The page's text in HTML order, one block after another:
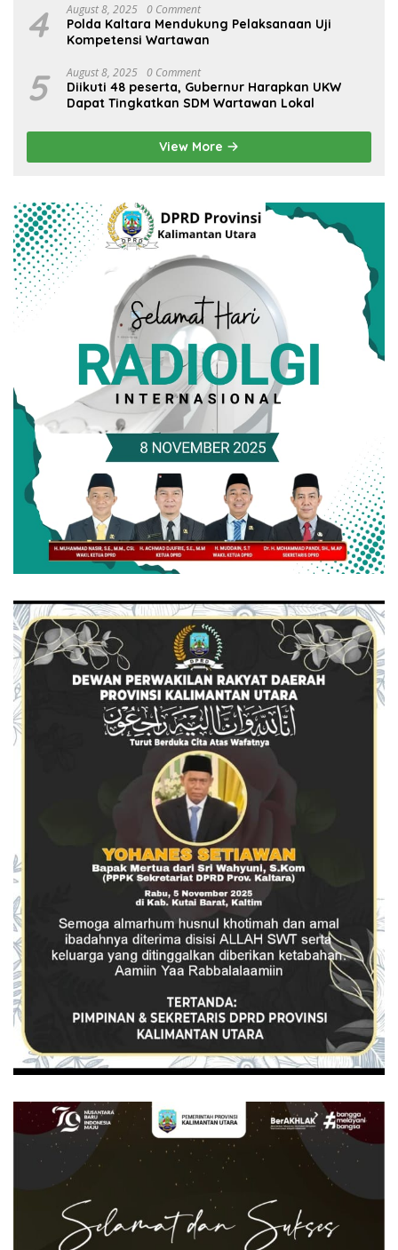
4 August 8, 2025 0 Comment
Polda Kaltara Mendukung Pelaksanaan Uji
Kompetensi Wartawan
5 August 8, 2025 0 Comment
Diikuti 48 peserta, Gubernur Harapkan UKW
Dapat Tingkatkan SDM Wartawan Lokal
View More